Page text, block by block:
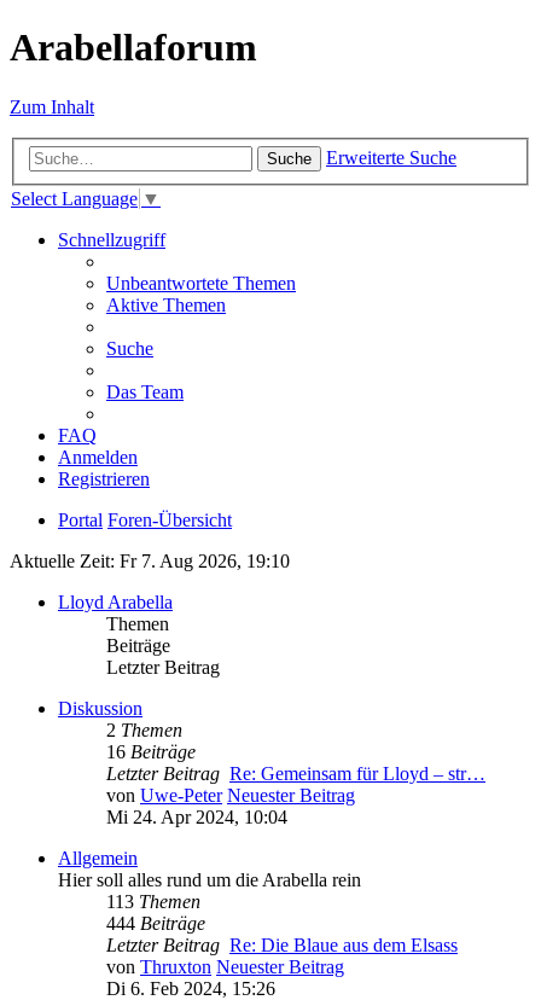
Arabellaforum
Zum Inhalt
Suche
Erweiterte Suche
Select Language ▼
Schnellzugriff
Unbeantwortete Themen
Aktive Themen
Suche
Das Team
FAQ
Anmelden
Registrieren
Portal Foren-Übersicht
Aktuelle Zeit: Fr 7. Aug 2026, 19:10
Lloyd Arabella
Themen
Beiträge
Letzter Beitrag
Diskussion
2 Themen
16 Beiträge
Letzter Beitrag Re: Gemeinsam für Lloyd – str…
von Uwe-Peter Neuester Beitrag
Mi 24. Apr 2024, 10:04
Allgemein
Hier soll alles rund um die Arabella rein
113 Themen
444 Beiträge
Letzter Beitrag Re: Die Blaue aus dem Elsass
von Thruxton Neuester Beitrag
Di 6. Feb 2024, 15:26